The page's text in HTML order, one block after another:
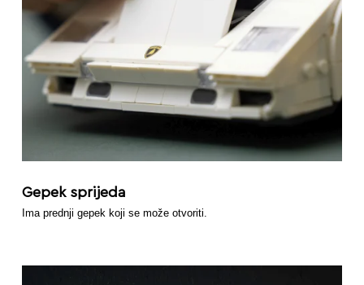
Gepek sprijeda
Ima prednji gepek koji se može otvoriti.